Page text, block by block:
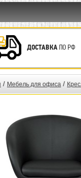
ДОСТАВКАПО РФ
/ Мебель для офиса /